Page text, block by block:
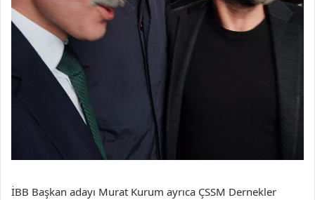
İBB Başkan adayı Murat Kurum ayrıca ÇSSM Dernekler